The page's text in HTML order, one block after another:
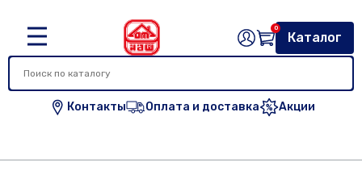
Контакты Оплата и доставка Акции
Каталог
0